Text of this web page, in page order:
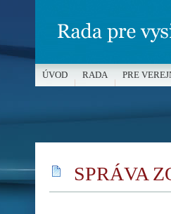
SPRÁVA
ÚVOD RADA PRE